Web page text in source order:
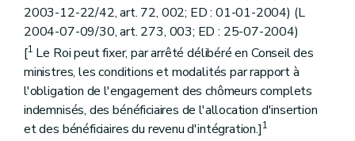
2003-12-22/42, art. 72, 002; ED : 01-01-2004) (L
2004-07-09/30, art. 273, 003; ED : 25-07-2004)
[1 Le Roi peut fixer, par arrêté délibéré en Conseil des
ministres, les conditions et modalités par rapport à
l'obligation de l'engagement des chômeurs complets
indemnisés, des bénéficiaires de l'allocation d'insertion
et des bénéficiaires du revenu d'intégration.]1